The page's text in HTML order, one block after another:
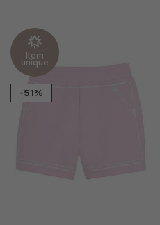
Item
unique
-51%